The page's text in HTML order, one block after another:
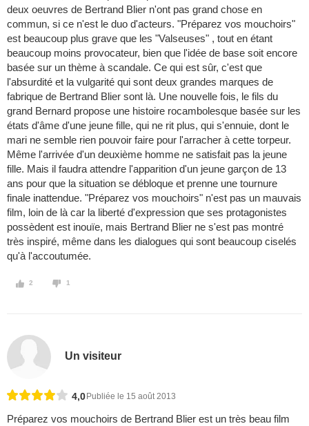
deux oeuvres de Bertrand Blier n'ont pas grand chose en
commun, si ce n'est le duo d'acteurs. "Préparez vos mouchoirs"
est beaucoup plus grave que les "Valseuses" , tout en étant
beaucoup moins provocateur, bien que l'idée de base soit encore
basée sur un thème à scandale. Ce qui est sûr, c'est que
l'absurdité et la vulgarité qui sont deux grandes marques de
fabrique de Bertrand Blier sont là. Une nouvelle fois, le fils du
grand Bernard propose une histoire rocambolesque basée sur les
états d'âme d'une jeune fille, qui ne rit plus, qui s'ennuie, dont le
mari ne semble rien pouvoir faire pour l'arracher à cette torpeur.
Même l'arrivée d'un deuxième homme ne satisfait pas la jeune
fille. Mais il faudra attendre l'apparition d'un jeune garçon de 13
ans pour que la situation se débloque et prenne une tournure
finale inattendue. "Préparez vos mouchoirs" n'est pas un mauvais
film, loin de là car la liberté d'expression que ses protagonistes
possèdent est inouïe, mais Bertrand Blier ne s'est pas montré
très inspiré, même dans les dialogues qui sont beaucoup ciselés
qu'à l'accoutumée.
2 1
Un visiteur
4,0 Publiée le 15 août 2013
Préparez vos mouchoirs de Bertrand Blier est un très beau film